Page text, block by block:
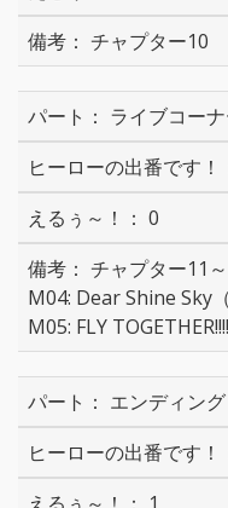
チャプター10
ライブコー
0
チャプター11
M04: Dear Shine Sky（
M05: FLY
エンディング